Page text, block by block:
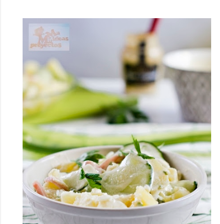
humilde como la alubia de La Bañeza en un snack ligero,
dorado, cargado de proteína y 100% natural. Es el
sustituto perfecto a los frutos se...